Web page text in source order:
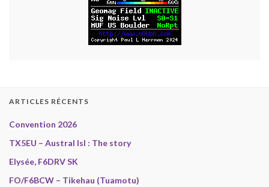
ARTICLES RÉCENTS
Convention 2026
TX5EU – Austral Isl : The story
Elysée, F6DRV SK
FO/F6BCW – Tikehau (Tuamotu)